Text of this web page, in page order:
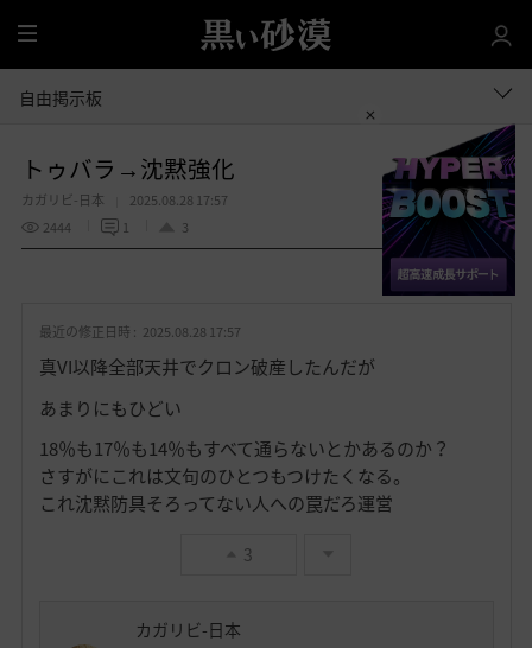
全
体
自由掲示板
トゥバラ→沈黙強化
カガリビ-日本
2025.08.28 17:57
2444
1 3
お 共有する
最近の修正日時 : 2025.08.28 17:57
真VI以降全部天井でクロン破産したんだが
あまりにもひどい
18％も17％も14％もすべて通らないとかあるのか？
さすがにこれは文句のひとつもつけたくなる。
これ沈黙防具そろってない人への罠だろ運営
3
カガリビ-日本